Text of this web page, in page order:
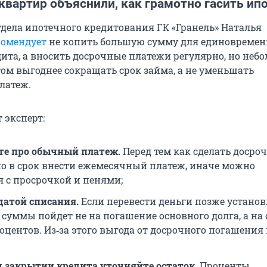
объяснили, как грамотно гасить
ипотечного кредитования ГК «Гранель» Наталья
не копить большую сумму для
а вносить досрочные платежи регулярно, но
выгоднее сокращать срок займа, а не уменьшать
эксперт:
про обычный платеж.Перед тем как сделать
в срок внести ежемесячный платеж, иначе можно
с просрочкой и пенями;
списания.Если перевести деньги позже
пойдет не на погашение основного долга, а на
Из‑за этого выгода от досрочного